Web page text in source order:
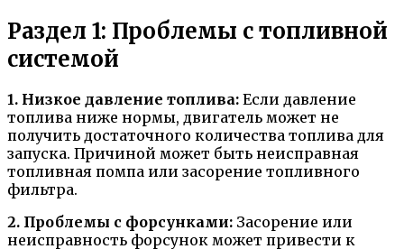
Раздел 1: Проблемы с топливной
системой
1. Низкое давление топлива: Если давление
топлива ниже нормы, двигатель может не
получить достаточного количества топлива для
запуска. Причиной может быть неисправная
топливная помпа или засорение топливного
фильтра.
2. Проблемы с форсунками: Засорение или
неисправность форсунок может привести к